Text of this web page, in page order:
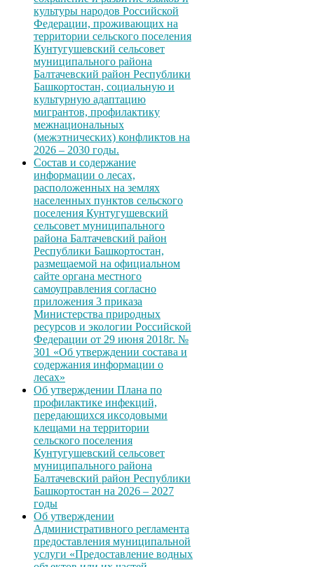
культуры народов Российской
Федерации, проживающих на
территории сельского поселения
Кунтугушевский сельсовет
муниципального района
Балтачевский район Республики
Башкортостан, социальную и
культурную адаптацию
мигрантов, профилактику
межнациональных
(межэтнических) конфликтов на
2026 – 2030 годы.
Состав и содержание
информации о лесах,
расположенных на землях
населенных пунктов сельского
поселения Кунтугушевский
сельсовет муниципального
района Балтачевский район
Республики Башкортостан,
размещаемой на официальном
сайте органа местного
самоуправления согласно
приложения 3 приказа
Министерства природных
ресурсов и экологии Российской
Федерации от 29 июня 2018г. №
301 «Об утверждении состава и
содержания информации о
лесах»
Об утверждении Плана по
профилактике инфекций,
передающихся иксодовыми
клещами на территории
сельского поселения
Кунтугушевский сельсовет
муниципального района
Балтачевский район Республики
Башкортостан на 2026 – 2027
годы
Об утверждении
Административного регламента
предоставления муниципальной
услуги «Предоставление водных